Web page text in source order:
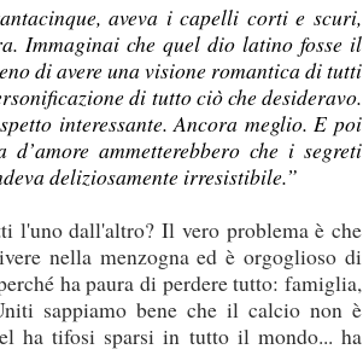
aveva i capelli corti e scuri,
Immaginai che quel dio latino fosse il
di avere una visione romantica di tutti
di tutto ciò che desideravo.
interessante. Ancora meglio. E poi
ammetterebbero che i segreti
deliziosamente irresistibile.”
l'uno dall'altro? Il vero problema è che
nella menzogna ed è orgoglioso di
ha paura di perdere tutto: famiglia,
sappiamo bene che il calcio non è
ha tifosi sparsi in tutto il mondo... ha